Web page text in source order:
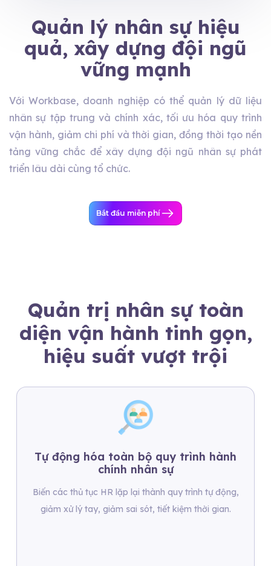
Quản lý nhân sự hiệu
quả, xây dựng đội ngũ
vững mạnh
Với Workbase, doanh nghiệp có thể quản lý dữ liệu
nhân sự tập trung và chính xác, tối ưu hóa quy trình
vận hành, giảm chi phí và thời gian, đồng thời tạo nền
tảng vững chắc để xây dựng đội ngũ nhân sự phát
triển lâu dài cùng tổ chức.
Bắt đầu miễn phí
Quản trị nhân sự toàn
diện vận hành tinh gọn,
hiệu suất vượt trội
Tự động hóa toàn bộ quy trình hành
chính nhân sự
Biến các thủ tục HR lặp lại thành quy trình tự động,
giảm xử lý tay, giảm sai sót, tiết kiệm thời gian.